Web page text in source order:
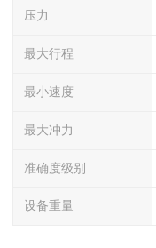
压力
最大行程
最小速度
最大冲力
准确度级别
设备重量